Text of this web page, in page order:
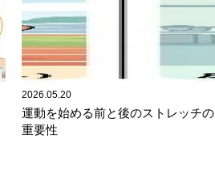
2026.05.20
運動を始める前と後のストレッチの
重要性